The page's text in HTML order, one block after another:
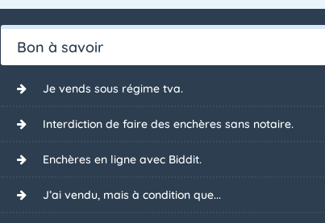
Bon à savoir
Je vends sous régime tva.
Interdiction de faire des enchères sans notaire.
Enchères en ligne avec Biddit.
J’ai vendu, mais à condition que...